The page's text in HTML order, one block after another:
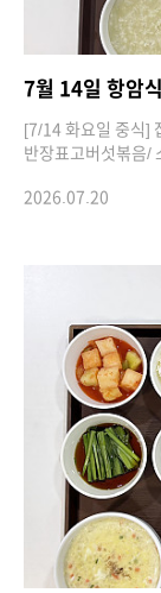
7월 14일 항암
[7/14 화요일 중식]
반장표고버섯볶음/
2026.07.20